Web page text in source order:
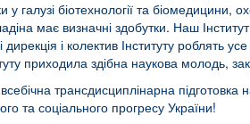
у галузі біотехнології та
має визначні здобутки. Наш
і колектив Інституту
приходила здібна наукова молодь,
трансдисциплінарна
та соціального прогресу України!